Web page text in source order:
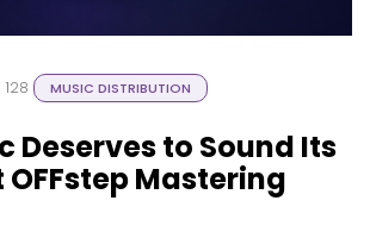
128 MUSIC DISTRIBUTION
Deserves to Sound Its
OFFstep Mastering